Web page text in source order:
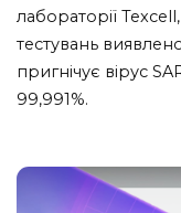
лабораторії
тестувань
пригнічує вірус
99,991%.